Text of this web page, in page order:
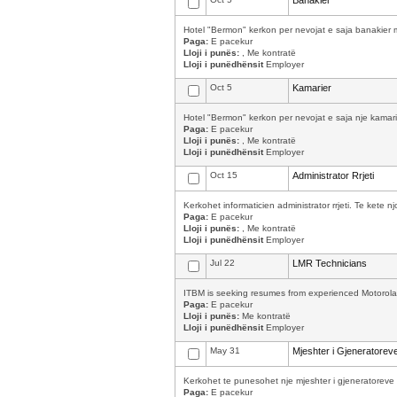
Hotel "Bermon" kerkon per nevojat e saja
Paga: E pacekur
Lloji i punës: , Me kontratë
Lloji i punëdhënsitEmployer
Oct 5 Kamarier
Hotel "Bermon" kerkon per nevojat e saja nje
Paga: E pacekur
Lloji i punës: , Me kontratë
Lloji i punëdhënsitEmployer
Oct 15 Administrator Rrjeti
Kerkohet informaticien administrator rrjeti. Te kete
Paga: E pacekur
Lloji i punës: , Me kontratë
Lloji i punëdhënsitEmployer
Jul 22 LMR Technicians
ITBM is seeking resumes from experienced
Paga: E pacekur
Lloji i punës: Me kontratë
Lloji i punëdhënsitEmployer
May 31 Mjeshter i
Kerkohet te punesohet nje mjeshter i gjeneratoreve
Paga: E pacekur